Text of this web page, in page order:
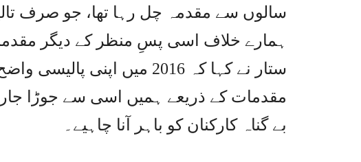
سالوں سے مقدمہ چل رہا تھا، جو صرف
ہمارے خلاف اسی پسِ منظر کے دیگر
ستار نے کہا کہ 2016 میں
مقدمات کے ذریعے ہمیں اسی سے جوڑا
بے گناہ کارکنان کو باہر آنا چاہیے۔